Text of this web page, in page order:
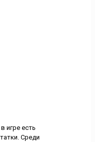
игре есть
Среди